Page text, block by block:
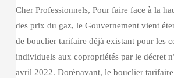
EN
FAVEUR
DE
L’HABITAT
COLLECTIF
Cher Professionnels, Pour faire face à la
des prix du gaz, le Gouvernement vient
de bouclier tarifaire déjà existant pour les
individuels aux copropriétés par le décret
avril 2022. Dorénavant, le bouclier